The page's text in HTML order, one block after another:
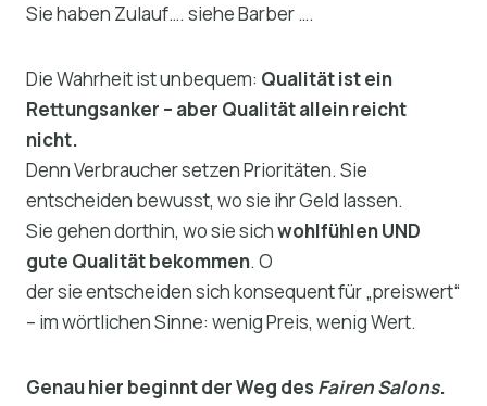
Sie haben Zulauf…. siehe Barber ….
Die Wahrheit ist unbequem: Qualität ist ein
Rettungsanker – aber Qualität allein reicht
nicht.
Denn Verbraucher setzen Prioritäten. Sie
entscheiden bewusst, wo sie ihr Geld lassen.
Sie gehen dorthin, wo sie sichwohlfühlen UND
gute Qualität bekommen. O
der sie entscheiden sich konsequent für „preiswert“
– im wörtlichen Sinne: wenig Preis, wenig Wert.
Genau hier beginnt der Weg des Fairen Salons.